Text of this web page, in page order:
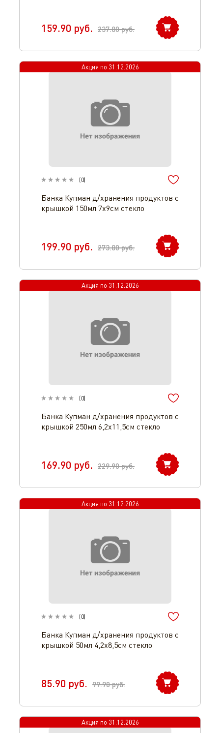
159.90 руб. 237.80руб.
Акция по 31.12.2026
(0)
Банка Купман д/хранения продуктов с
крышкой 150мл 7х9см стекло
199.90 руб. 273.80руб.
Акция по 31.12.2026
(0)
Банка Купман д/хранения продуктов с
крышкой 250мл 6,2х11,5см стекло
169.90 руб. 229.90руб.
Акция по 31.12.2026
(0)
Банка Купман д/хранения продуктов с
крышкой 50мл 4,2х8,5см стекло
85.90 руб. 99.90руб.
Акция по 31.12.2026